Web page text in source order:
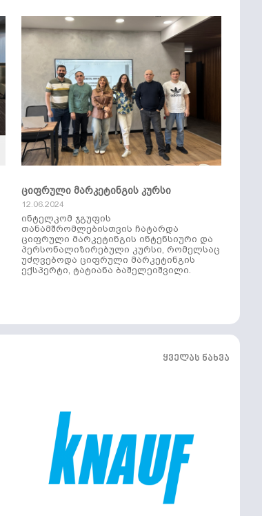
ციფრული მარკეტინგის კურსი
12.06.2024
ინტელკომ ჯგუფის
თანამშრომლებისთვის ჩატარდა
ციფრული მარკეტინგის ინტენსიური და
პერსონალიზირებული კურსი, რომელსაც
უძღვებოდა ციფრული მარკეტინგის
ექსპერტი, ტატიანა ბაშელეიშვილი.
ყველას ნახვა